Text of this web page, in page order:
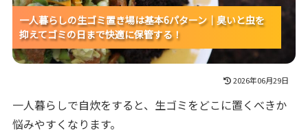
一人暮らしの生ゴミ置き場は基本6パターン｜臭いと虫を
抑えてゴミの日まで快適に保管する！
一人暮らしの生ゴミ置き場は基本6パターン｜臭いと虫を
抑えてゴミの日まで快適に保管する！
一人暮らしの生ゴミ置き場は基本6パターン｜臭いと虫を
抑えてゴミの日まで快適に保管する！
2026年06月29日
一人暮らしで自炊をすると、生ゴミをどこに置くべきか
悩みやすくなります。